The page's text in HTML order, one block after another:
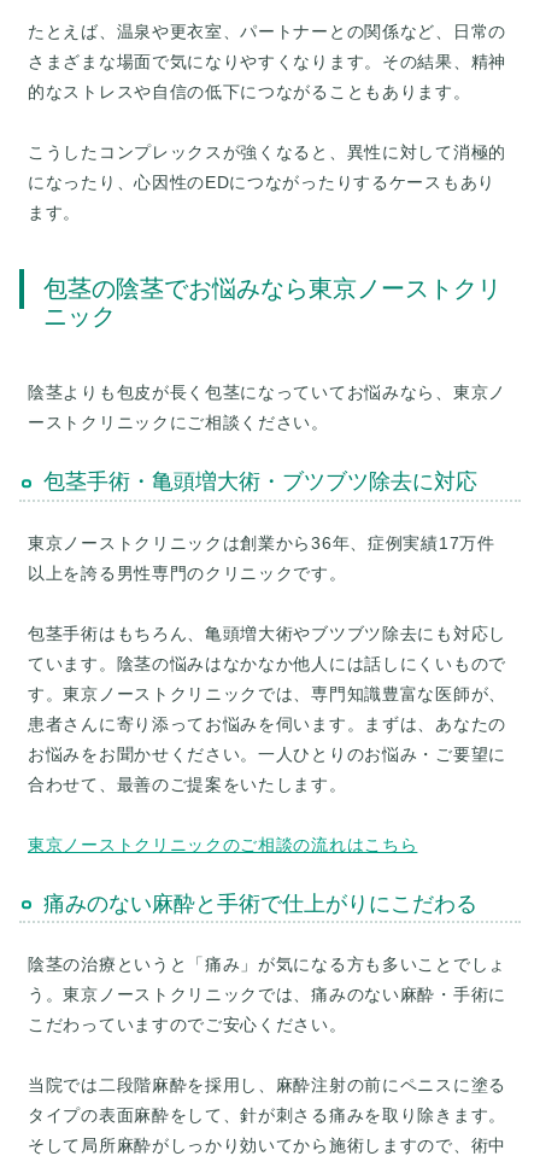
たとえば、温泉や更衣室、パートナーとの関係など、日常の
さまざまな場面で気になりやすくなります。その結果、精神
的なストレスや自信の低下につながることもあります。
こうしたコンプレックスが強くなると、異性に対して消極的
になったり、心因性のEDにつながったりするケースもあり
包茎の陰茎でお悩みなら東京ノーストクリ
ニック
陰茎よりも包皮が長く包茎になっていてお悩みなら、東京ノ
包茎手術・亀頭増大術・ブツブツ除去に対応
東京ノーストクリニックは創業から36年、症例実績17万件
以上を誇る男性専門のクリニックです。
包茎手術はもちろん、亀頭増大術やブツブツ除去にも対応し
ています。陰茎の悩みはなかなか他人には話しにくいもので
す。東京ノーストクリニックでは、専門知識豊富な医師が、
患者さんに寄り添ってお悩みを伺います。まずは、あなたの
お悩みをお聞かせください。一人ひとりのお悩み・ご要望に
合わせて、最善のご提案をいたします。
東京ノーストクリニックのご相談の流れはこちら
痛みのない麻酔と手術で仕上がりにこだわる
陰茎の治療というと「痛み」が気になる方も多いことでしょ
う。東京ノーストクリニックでは、痛みのない麻酔・手術に
こだわっていますのでご安心ください。
当院では二段階麻酔を採用し、麻酔注射の前にペニスに塗る
タイプの表面麻酔をして、針が刺さる痛みを取り除きます。
そして局所麻酔がしっかり効いてから施術しますので、術中